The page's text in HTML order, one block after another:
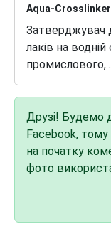
Aqua-Crosslinker
Затверджувач
лаків на водній
промислового,...
Друзі! Будемо
Facebook, тому
на початку
фото